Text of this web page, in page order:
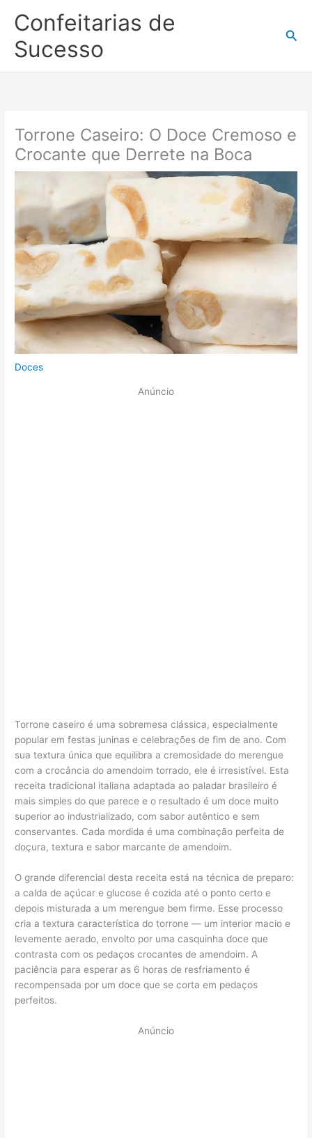
para
conteúdo
Confeitarias de
Sucesso
Torrone Caseiro: O Doce Cremoso e
Crocante que Derrete na Boca
Doces
Anúncio
Torrone caseiro é uma sobremesa clássica, especialmente
popular em festas juninas e celebrações de fim de ano. Com
sua textura única que equilibra a cremosidade do merengue
com a crocância do amendoim torrado, ele é irresistível. Esta
receita tradicional italiana adaptada ao paladar brasileiro é
mais simples do que parece e o resultado é um doce muito
superior ao industrializado, com sabor autêntico e sem
conservantes. Cada mordida é uma combinação perfeita de
doçura, textura e sabor marcante de amendoim.
O grande diferencial desta receita está na técnica de preparo:
a calda de açúcar e glucose é cozida até o ponto certo e
depois misturada a um merengue bem firme. Esse processo
cria a textura característica do torrone — um interior macio e
levemente aerado, envolto por uma casquinha doce que
contrasta com os pedaços crocantes de amendoim. A
paciência para esperar as 6 horas de resfriamento é
recompensada por um doce que se corta em pedaços
perfeitos.
Anúncio